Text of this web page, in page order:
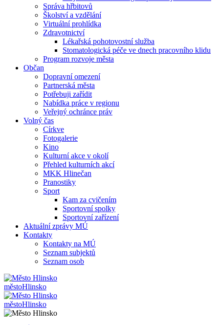
Správa hřbitovů
Školství a vzdělání
Virtuální prohlídka
Zdravotnictví
Lékařská pohotovostní služba
Stomatologická péče ve dnech pracovního klidu
Program rozvoje města
Občan
Dopravní omezení
Partnerská města
Potřebuji zařídit
Nabídka práce v regionu
Veřejný ochránce práv
Volný čas
Církve
Fotogalerie
Kino
Kulturní akce v okolí
Přehled kulturních akcí
MKK Hlinečan
Pranostiky
Sport
Kam za cvičením
Sportovní spolky
Sportovní zařízení
Aktuální zprávy MÚ
Kontakty
Kontakty na MÚ
Seznam subjektů
Seznam osob
městoHlinsko
městoHlinsko